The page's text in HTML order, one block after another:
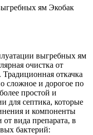
ям Экобак
выгребных ям
очистка от
откачка
сложное и дорогое по
простой и
для септика, которые
и компоненты
вида препарата, в
бактерий: